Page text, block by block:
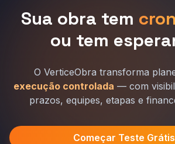
Sua obra tem
ou tem
O VerticeObra transforma
execução controlada — com
prazos, equipes, etapas e
Começar Teste Grátis